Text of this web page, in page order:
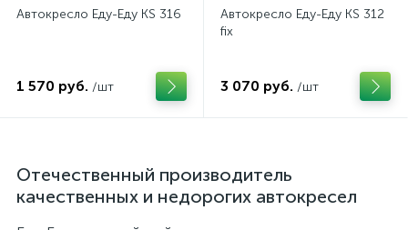
Автокресло Еду-Еду KS 316
1 570 руб. /шт
Автокресло Еду-Еду KS 312
fix
3 070 руб. /шт
Отечественный производитель
качественных и недорогих автокресел